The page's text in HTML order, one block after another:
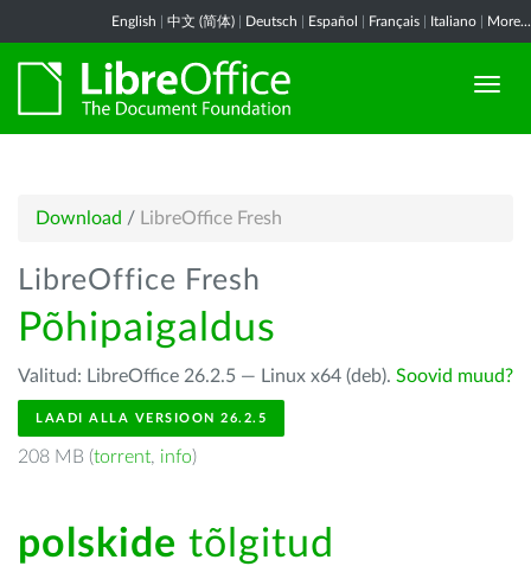
English 中文 (简体) Deutsch Español Français Italiano More...
Download / LibreOffice Fresh
LibreOffice Fresh
Põhipaigaldus
Valitud: LibreOffice 26.2.5 — Linux x64 (deb). Soovid muud?
LAADI ALLA VERSIOON 26.2.5
208 MB (torrent, info)
polskide tõlgitud